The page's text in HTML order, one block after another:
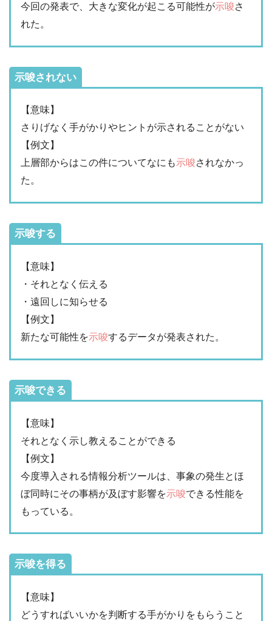
今回の発表で、大きな変化が起こる可能性が示唆さ
れた。
示唆されない
【意味】
さりげなく手がかりやヒントが示されることがない
【例文】
上層部からはこの件についてなにも示唆されなかっ
た。
示唆する
【意味】
・それとなく伝える
・遠回しに知らせる
【例文】
新たな可能性を示唆するデータが発表された。
示唆できる
【意味】
それとなく示し教えることができる
【例文】
今度導入される情報分析ツールは、事象の発生とほ
ぼ同時にその事柄が及ぼす影響を示唆できる性能を
もっている。
示唆を得る
【意味】
どうすればいいかを判断する手がかりをもらうこと